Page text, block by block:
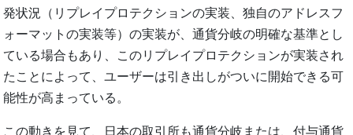
発状況（リプレイプロテクションの実装、独自のアドレスフ
ォーマットの実装等）の実装が、通貨分岐の明確な基準とし
ている場合もあり、このリプレイプロテクションが実装され
たことによって、ユーザーは引き出しがついに開始できる可
能性が高まっている。
この動きを見て、日本の取引所も通貨分岐または、付与通貨